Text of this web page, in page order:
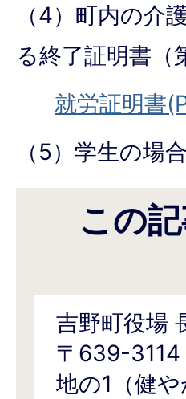
（4）町内の介
る終了証明書（
就労証明書
（5）学生の場
この
吉野町役場
〒639-3114
地の1（健や